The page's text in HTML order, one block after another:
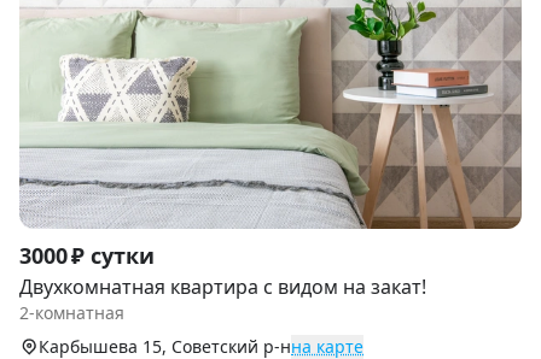
Item
1
of
9
3000 ₽ сутки
Двухкомнатная квартира с видом на закат!
2-комнатная
Карбышева 15, Советский р-нна карте